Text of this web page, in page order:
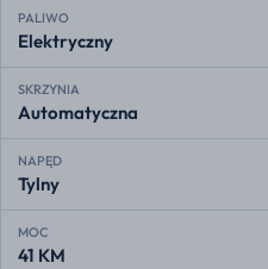
PALIWO
Elektryczny
SKRZYNIA
Automatyczna
NAPĘD
Tylny
MOC
41 KM